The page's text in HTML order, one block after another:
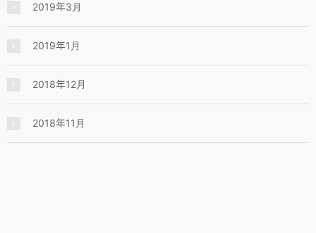
2019年3月
2019年1月
2018年12月
2018年11月